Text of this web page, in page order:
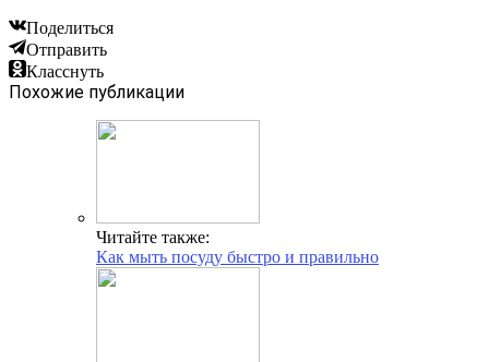
Поделиться
Отправить
Класснуть
Похожие публикации
Читайте также:
Как мыть посуду быстро и правильно